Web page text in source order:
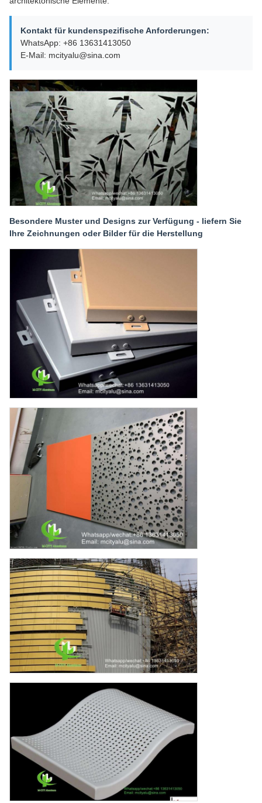
Kontakt für kundenspezifische Anforderungen:
WhatsApp: +86 13631413050
E-Mail: mcityalu@sina.com
Besondere Muster und Designs zur Verfügung - liefern Sie
Ihre Zeichnungen oder Bilder für die Herstellung